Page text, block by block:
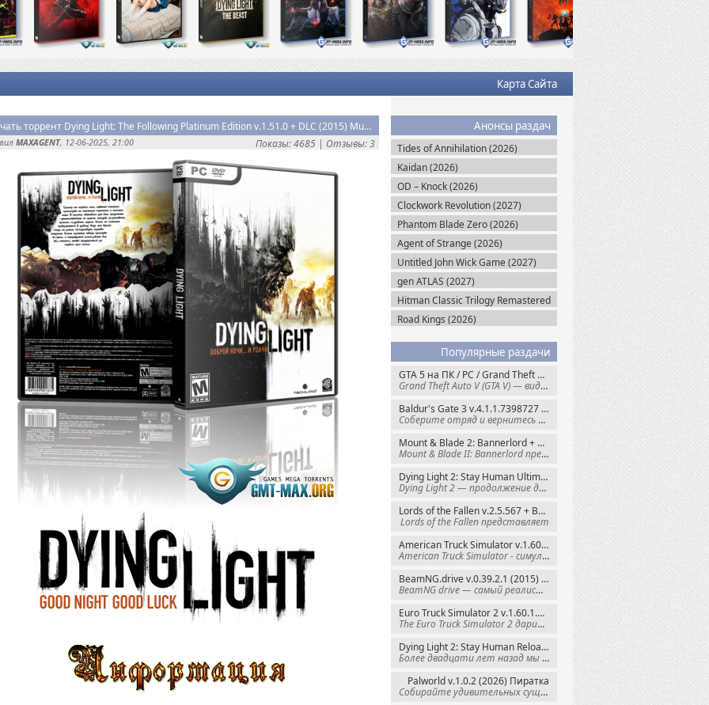
Карта Сайта
Анонсы раздач
Tides of Annihilation (2026)
Kaidan (2026)
OD – Knock (2026)
Clockwork Revolution (2027)
Phantom Blade Zero (2026)
Agent of Strange (2026)
Untitled John Wick Game (2027)
gen ATLAS (2027)
Hitman Classic Trilogy Remastered
(2027)
Road Kings (2026)
Популярные раздачи
GTA 5 на ПК / PC / Grand Theft Auto V: Premium Edition (2015) Steam-Rip
Grand Theft Auto V (GTA V) — видеоигра из
Baldur's Gate 3 v.4.1.1.7398727 + Все DLC (2023) GOG-Rip
Соберите отряд и вернитесь в Забытые
Mount & Blade 2: Bannerlord + War Sails v.1.4.7.117484 (2025) GOG
Mount & Blade II: Bannerlord представляет
Dying Light 2: Stay Human Ultimate Edition v.1.29.1 + Все DLC (2022) Пиратка
Dying Light 2 — продолжение динамичного
Lords of the Fallen v.2.5.567 + Все DLC (2023) Пиратка
Lords of the Fallen представляет
American Truck Simulator v.1.60.1.8s + Все DLC (2016) Пиратка
American Truck Simulator - симулятор
BeamNG.drive v.0.39.2.1 (2015) RePack
BeamNG drive — самый реалистичный
Euro Truck Simulator 2 v.1.60.1.7s + Все DLC (2012) Пиратка
The Euro Truck Simulator 2 дарит вам опыт
Dying Light 2: Stay Human Reloaded Edition v.1.28.3 + Все DLC (2022) RePack
Более двадцати лет назад мы пытались
Palworld v.1.0.2 (2026) Пиратка
Собирайте удивительных существ — Палов —
Скачать торрент Dying Light: The Following Platinum Edition v.1.51.0 + DLC (2015) Multiplayer Пиратка
Показы: 4685 | Отзывы: 3
MAXAGENT, 12-06-2025, 21:00